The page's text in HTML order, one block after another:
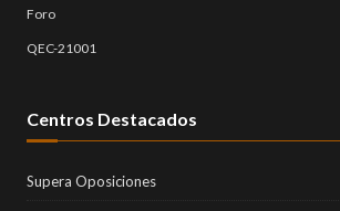
Foro
QEC-21001
Centros Destacados
Supera Oposiciones